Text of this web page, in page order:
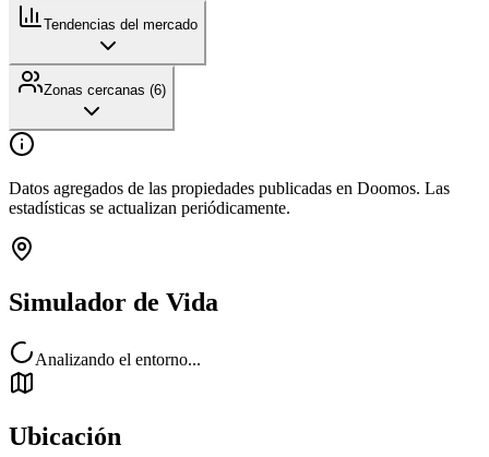
Tendencias del mercado
Zonas cercanas (6)
Datos agregados de las propiedades publicadas en Doomos. Las
estadísticas se actualizan periódicamente.
Simulador de Vida
Analizando el entorno...
Ubicación